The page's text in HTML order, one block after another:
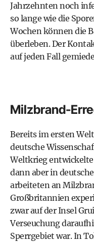
Jahrzehnten noch
so lange wie die
Wochen können die
überleben. Der
auf jeden Fall
Milzbrand-
Bereits im ersten
deutsche
Weltkrieg
dann aber in
arbeiteten an
Großbritannien
zwar auf der Insel
Verseuchung
Sperrgebiet war. In